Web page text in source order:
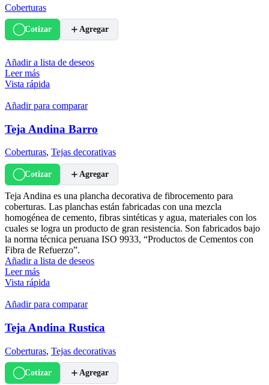
Coberturas
Cotizar Agregar
Añadir a lista de deseos
Leer más
Vista rápida
Añadir para comparar
Teja Andina Barro
Coberturas, Tejas decorativas
Cotizar Agregar
Teja Andina es una plancha decorativa de fibrocemento para
coberturas. Las planchas están fabricadas con una mezcla
homogénea de cemento, fibras sintéticas y agua, materiales con los
cuales se logra un producto de gran resistencia. Son fabricados bajo
la norma técnica peruana ISO 9933, “Productos de Cementos con
Fibra de Refuerzo”.
Añadir a lista de deseos
Leer más
Vista rápida
Añadir para comparar
Teja Andina Rustica
Coberturas, Tejas decorativas
Cotizar Agregar